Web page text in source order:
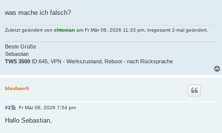
was mache ich falsch?
Zuletzt geändert von chtonian am Fr Mär 06, 2026 11:33 pm, insgesamt 2-mal geändert.
Beste Grüße
Sebastian
TWS 3500 ID:645, VPN - Werkszustand, Reboot - nach Rücksprache
blaubaerli
#2
B
i
Fr Mär 06, 2026 7:54 pm
Hallo Sebastian,